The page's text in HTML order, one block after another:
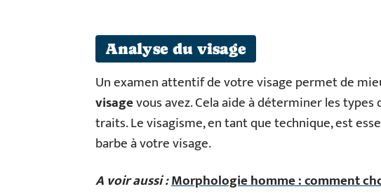
Analyse du visage
Un examen attentif de votre visage permet de
visagevous avez. Cela aide à déterminer les
traits. Le visagisme, en tant que technique, est
barbe à votre visage.
A voir aussi :Morphologie homme : comment